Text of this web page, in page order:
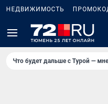
НЕДВИЖИМОСТЬ
Что будет дальше с Турой —